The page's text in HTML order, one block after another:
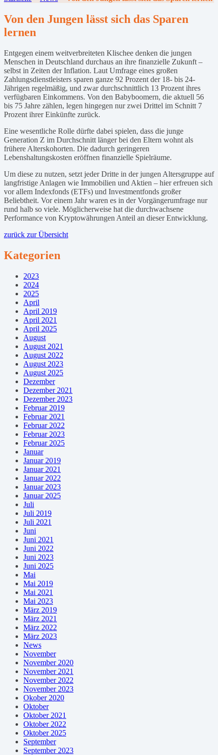
Von den Jungen lässt sich das Sparen
lernen
Entgegen einem weitverbreiteten Klischee denken die jungen
Menschen in Deutschland durchaus an ihre finanzielle Zukunft –
selbst in Zeiten der Inflation. Laut Umfrage eines großen
Zahlungsdienstleisters sparen ganze 92 Prozent der 18- bis 24-
Jährigen regelmäßig, und zwar durchschnittlich 13 Prozent ihres
verfügbaren Einkommens. Von den Babyboomern, die aktuell 56
bis 75 Jahre zählen, legen hingegen nur zwei Drittel im Schnitt 7
Prozent ihrer Einkünfte zurück.
Eine wesentliche Rolle dürfte dabei spielen, dass die junge
Generation Z im Durchschnitt länger bei den Eltern wohnt als
frühere Alterskohorten. Die dadurch geringeren
Lebenshaltungskosten eröffnen finanzielle Spielräume.
Um diese zu nutzen, setzt jeder Dritte in der jungen Altersgruppe auf
langfristige Anlagen wie Immobilien und Aktien – hier erfreuen sich
vor allem Indexfonds (ETFs) und Investmentfonds großer
Beliebtheit. Vor einem Jahr waren es in der Vorgängerumfrage nur
rund halb so viele. Möglicherweise hat die durchwachsene
Performance von Kryptowährungen Anteil an dieser Entwicklung.
zurück zur Übersicht
Kategorien
2023
2024
2025
April
April 2019
April 2021
April 2025
August
August 2021
August 2022
August 2023
August 2025
Dezember
Dezember 2021
Dezember 2023
Februar 2019
Februar 2021
Februar 2022
Februar 2023
Februar 2025
Januar
Januar 2019
Januar 2021
Januar 2022
Januar 2023
Januar 2025
Juli
Juli 2019
Juli 2021
Juni
Juni 2021
Juni 2022
Juni 2023
Juni 2025
Mai
Mai 2019
Mai 2021
Mai 2023
März 2019
März 2021
März 2022
März 2023
News
November
November 2020
November 2021
November 2022
November 2023
Okober 2020
Oktober
Oktober 2021
Oktober 2022
Oktober 2025
September
September 2023